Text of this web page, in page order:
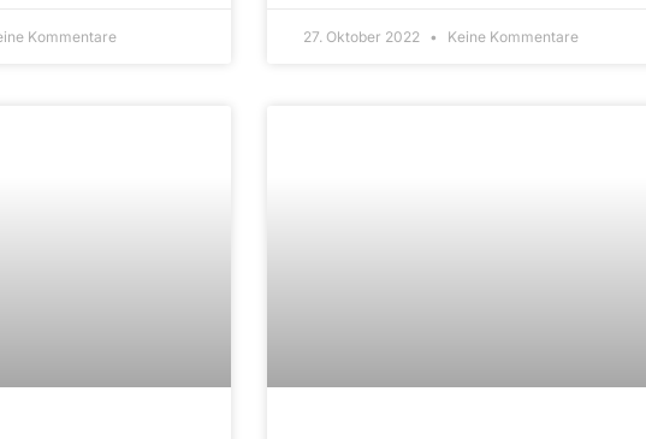
Kommentare 27. Oktober 2022 Keine Kommentare